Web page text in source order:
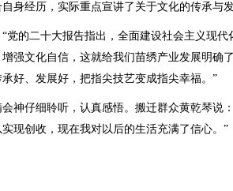
经历，实际重点宣讲了关于文化的传承与发
的二十大报告指出，全面建设社会主义现代
强文化自信，这就给我们苗绣产业发展明确
好、发展好，把指尖技艺变成指尖幸福。”
仔细聆听，认真感悟。搬迁群众黄乾琴说
现创收，现在我对以后的生活充满了信心。”